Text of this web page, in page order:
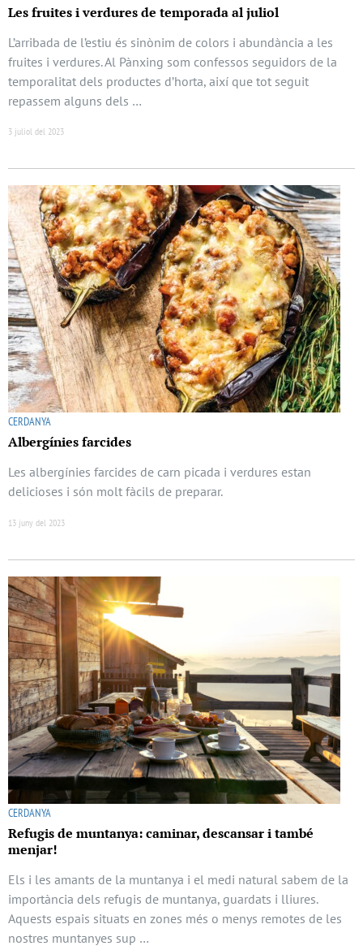
Les fruites i verdures de temporada al juliol
L’arribada de l’estiu és sinònim de colors i abundància a les
fruites i verdures. Al Pànxing som confessos seguidors de la
temporalitat dels productes d’horta, així que tot seguit
repassem alguns dels …
3 juliol del 2023
CERDANYA
Albergínies farcides
Les albergínies farcides de carn picada i verdures estan
delicioses i són molt fàcils de preparar.
13 juny del 2023
CERDANYA
Refugis de muntanya: caminar, descansar i també
menjar!
Els i les amants de la muntanya i el medi natural sabem de la
importància dels refugis de muntanya, guardats i lliures.
Aquests espais situats en zones més o menys remotes de les
nostres muntanyes sup …